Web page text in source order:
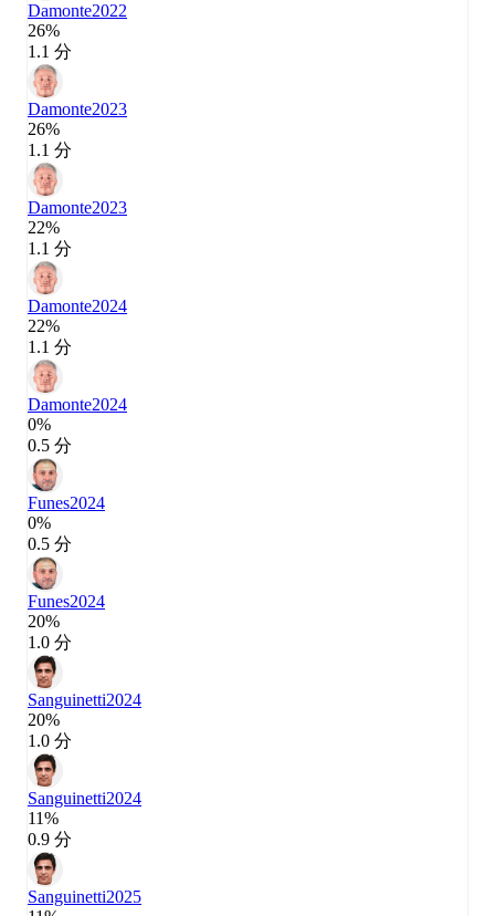
Damonte2022
26%
1.1 分
Damonte2023
26%
1.1 分
Damonte2023
22%
1.1 分
Damonte2024
22%
1.1 分
Damonte2024
0%
0.5 分
Funes2024
0%
0.5 分
Funes2024
20%
1.0 分
Sanguinetti2024
20%
1.0 分
Sanguinetti2024
11%
0.9 分
Sanguinetti2025